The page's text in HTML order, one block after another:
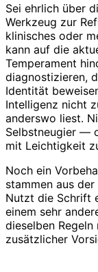
Sei ehrlich über
Werkzeug zur
klinisches oder
kann auf die
Temperament
diagnostizieren,
Identität
Intelligenz nicht
anderswo liest.
Selbstneugier —
mit Leichtigkeit
Noch ein
stammen aus
Nutzt die Schrift
einem sehr
dieselben
zusätzlicher